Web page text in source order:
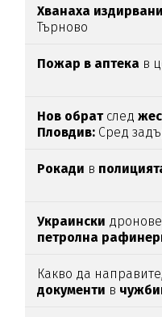
Хванаха
Търново
Пожар в аптека в
Нов обрат след
Пловдив: Сред
Рокади в
Украински дронове
петролна
Какво да
документи в